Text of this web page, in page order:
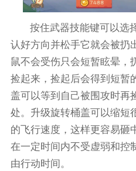
按住武器技能键可以选
认好方向并松手它就会被扔
鼠不会受伤只会短暂眩晕，
捡起来，捡起后会得到短暂
盖可以等到自己被围攻时再
处。升级旋转桶盖可以缩短
的飞行速度，这样更容易砸
在一定时间内不受虚弱和控
由行动时间。